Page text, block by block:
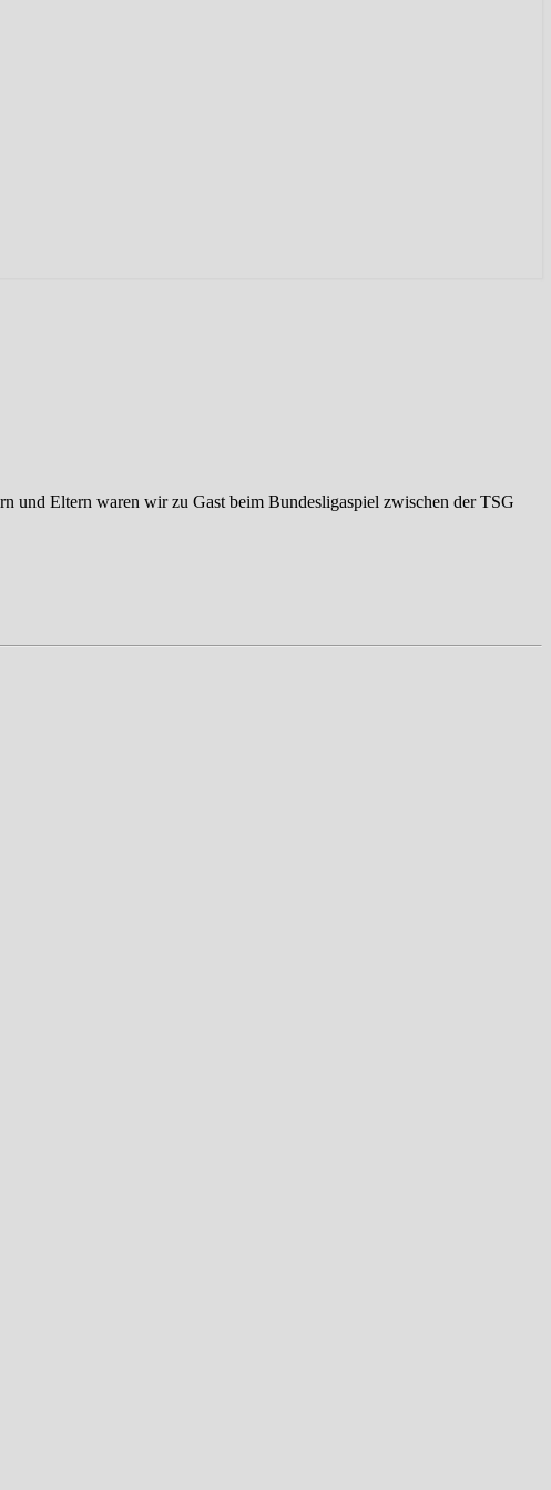
und Eltern waren wir zu Gast beim Bundesligaspiel zwischen der TSG